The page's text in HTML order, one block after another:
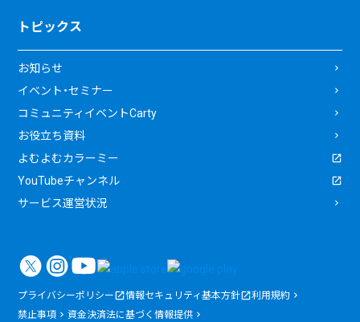
トピックス
お知らせ
イベント・セミナー
コミュニティイベントCarty
お役立ち資料
よむよむカラーミー
YouTubeチャンネル
サービス運営状況
プライバシーポリシー 情報セキュリティ基本方針
利用規約
禁止事項
資金決済法に基づく情報提供